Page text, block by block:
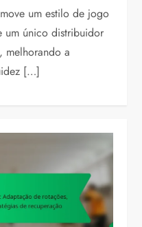
um estilo de jogo
um único distribuidor
melhorando a
[…]